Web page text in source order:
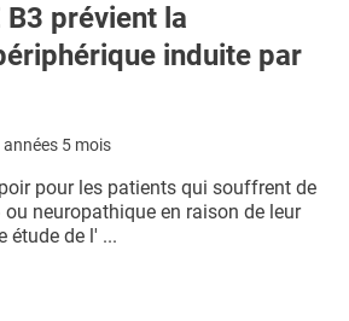
B3 prévient la
induite par
années 5 mois
pour les patients qui souffrent de
ou neuropathique en raison de leur
étude de l' ...